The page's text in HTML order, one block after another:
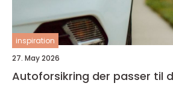
inspiration
27. May 2026
Autoforsikring der passer til